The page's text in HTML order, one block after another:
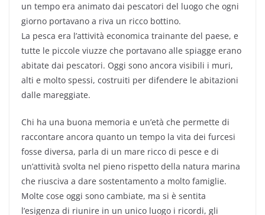
un tempo era animato dai pescatori del luogo che ogni
giorno portavano a riva un ricco bottino.
La pesca era l’attività economica trainante del paese, e
tutte le piccole viuzze che portavano alle spiagge erano
abitate dai pescatori. Oggi sono ancora visibili i muri,
alti e molto spessi, costruiti per difendere le abitazioni
dalle mareggiate.
Chi ha una buona memoria e un’età che permette di
raccontare ancora quanto un tempo la vita dei furcesi
fosse diversa, parla di un mare ricco di pesce e di
un’attività svolta nel pieno rispetto della natura marina
che riusciva a dare sostentamento a molto famiglie.
Molte cose oggi sono cambiate, ma si è sentita
l’esigenza di riunire in un unico luogo i ricordi, gli